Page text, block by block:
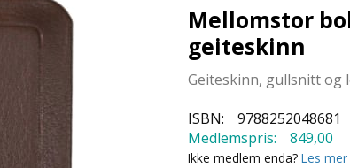
Mellomstor
geiteskinn
Geiteskinn, gullsnitt og
ISBN:
9788252048681
Medlemspris:
849,00
Ikke medlem enda?Les mer